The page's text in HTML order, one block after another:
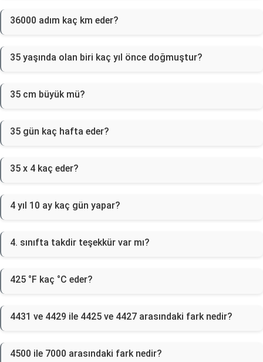
36000 adım kaç km eder?
35 yaşında olan biri kaç yıl önce doğmuştur?
35 cm büyük mü?
35 gün kaç hafta eder?
35 x 4 kaç eder?
4 yıl 10 ay kaç gün yapar?
4. sınıfta takdir teşekkür var mı?
425 °F kaç °C eder?
4431 ve 4429 ile 4425 ve 4427 arasındaki fark nedir?
4500 ile 7000 arasındaki fark nedir?